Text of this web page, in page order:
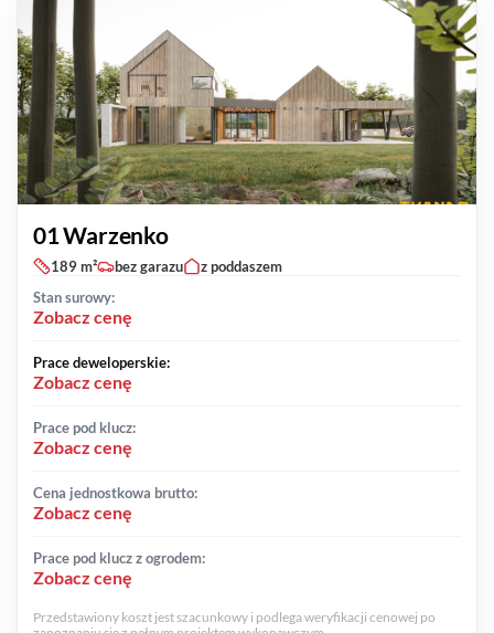
01 Warzenko
189 m² bez garazu
z poddaszem
Stan surowy:
Zobacz cenę
Prace deweloperskie:
Zobacz cenę
Prace pod klucz:
Zobacz cenę
Cena jednostkowa brutto:
Zobacz cenę
Prace pod klucz z ogrodem:
Zobacz cenę
Przedstawiony koszt jest szacunkowy i podlega weryfikacji cenowej po